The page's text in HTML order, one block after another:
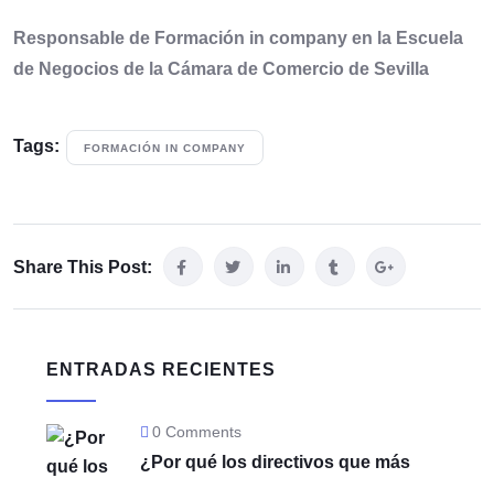
Responsable de Formación in company en la Escuela
de Negocios de la Cámara de Comercio de Sevilla
Tags: FORMACIÓN IN COMPANY
Share This Post:
ENTRADAS RECIENTES
0 Comments
¿Por qué los directivos que más